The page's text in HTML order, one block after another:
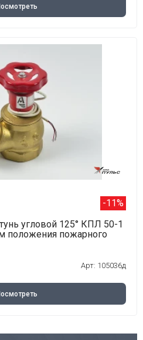
-11%
угловой 125° КПЛ 50-1
положения пожарного
Арт: 105036д